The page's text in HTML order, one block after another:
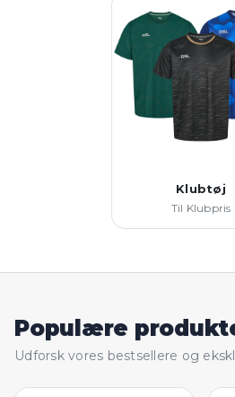
Klubtøj
Til Klubpris
Populære
Udforsk vores bestsellere og